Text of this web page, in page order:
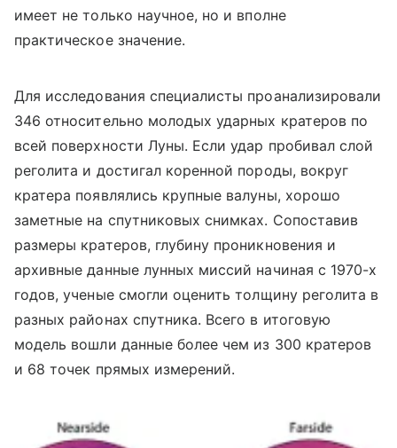
имеет не только научное, но и вполне
практическое значение.
Для исследования специалисты проанализировали
346 относительно молодых ударных кратеров по
всей поверхности Луны. Если удар пробивал слой
реголита и достигал коренной породы, вокруг
кратера появлялись крупные валуны, хорошо
заметные на спутниковых снимках. Сопоставив
размеры кратеров, глубину проникновения и
архивные данные лунных миссий начиная с 1970-х
годов, ученые смогли оценить толщину реголита в
разных районах спутника. Всего в итоговую
модель вошли данные более чем из 300 кратеров
и 68 точек прямых измерений.